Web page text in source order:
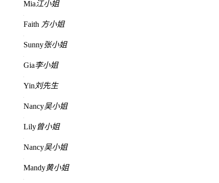
Mia江小姐
Faith 方小姐
Sunny张小姐
Gia李小姐
Yin 刘先生
Nancy吴小姐
Lily曾小姐
Nancy吴小姐
Mandy黄小姐